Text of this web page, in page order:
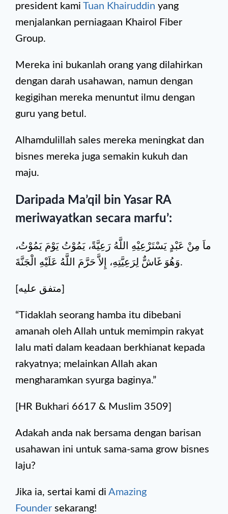
president kami Tuan Khairuddin yang
menjalankan perniagaan Khairol Fiber
Group.
Mereka ini bukanlah orang yang dilahirkan
dengan darah usahawan, namun dengan
kegigihan mereka menuntut ilmu dengan
guru yang betul.
Alhamdulillah sales mereka meningkat dan
bisnes mereka juga semakin kukuh dan
maju.
Daripada Ma’qil bin Yasar RA
meriwayatkan secara marfu’:
ماَ مِنْ عَبْدٍ يَسْتَرْعِيْهِ اللَّهُ رَعِيَّةً، يَمُوْتُ يَوْمَ يَمُوْتُ،
وَهُوَ غَاشٌّ لِرَعِيَّتِهِ، إِلاَّ حَرَّمَ اللَّهُ عَلَيْهِ الْجَنَّةَ.
[متفق عليه]
“Tidaklah seorang hamba itu dibebani
amanah ‎oleh Allah untuk memimpin rakyat
lalu mati dalam keadaan berkhianat kepada
rakyatnya; melainkan Allah akan
‎mengharamkan syurga baginya.”
[HR Bukhari 6617 & Muslim 3509]
Adakah anda nak bersama dengan barisan
usahawan ini untuk sama-sama grow bisnes
laju?
Jika ia, sertai kami di Amazing
Founder sekarang!